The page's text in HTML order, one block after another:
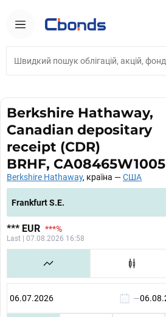
Berkshire Hathaway,
Canadian depositary
receipt (CDR)
BRHF, CA08465W1005
Berkshire Hathaway, країна —США
Frankfurt S.E.
*** EUR ***%
Last | 07.08.2026 16:58
—